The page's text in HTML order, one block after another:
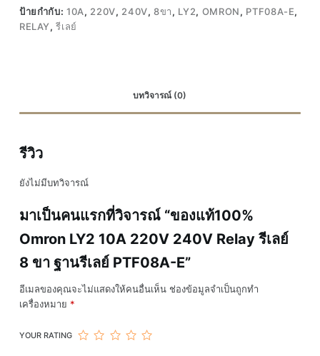
240V
E
ป้ายกำกับ:10A, 220V, 240V,8ขา, LY2, OMRON, PTF08A-E,
RELAY,รีเลย์
บทวิจารณ์ (0)
รีวิว
ยังไม่มีบทวิจารณ์
มาเป็นคนแรกที่วิจารณ์ “ของแท้100%
Omron LY2 10A 220V 240V Relay รีเลย์
8 ขา ฐานรีเลย์ PTF08A-E”
อีเมลของคุณจะไม่แสดงให้คนอื่นเห็น ช่องข้อมูลจำเป็นถูกทำ
เครื่องหมาย *
YOUR RATING